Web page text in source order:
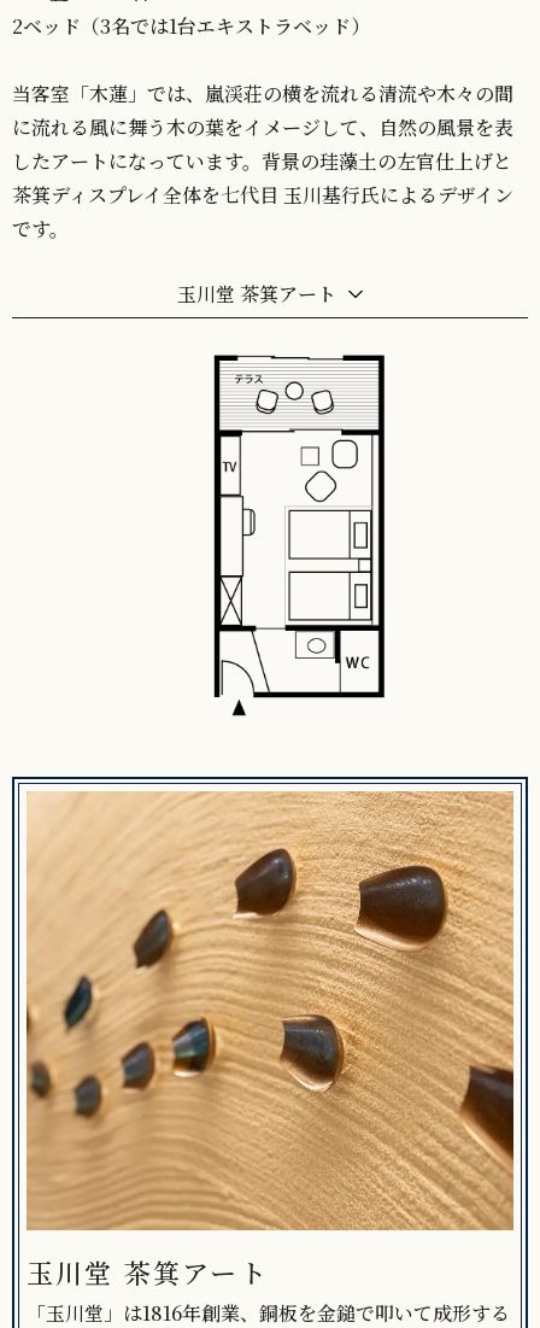
2ベッド（3名では1台エキストラベッド）
当客室「木蓮」では、嵐渓荘の横を流れる清流や木々の間
に流れる風に舞う木の葉をイメージして、自然の風景を表
したアートになっています。背景の珪藻土の左官仕上げと
茶箕ディスプレイ全体を七代目 玉川基行氏によるデザイン
です。
玉川堂 茶箕アート
玉川堂 茶箕アート
「玉川堂」は1816年創業、銅板を金鎚で叩いて成形する